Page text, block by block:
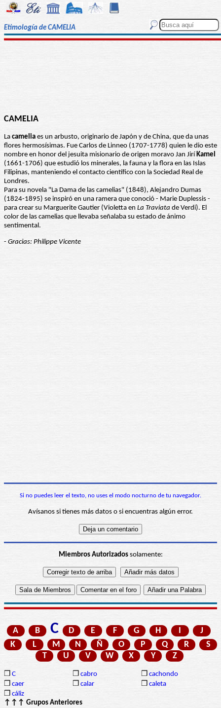
Etimología de CAMELIA
CAMELIA
La camelia es un arbusto, originario de Japón y de China, que da unas
flores hermosísimas. Fue Carlos de Linneo (1707-1778) quien le dio este
nombre en honor del jesuita misionario de origen moravo Jan Jirí Kamel
(1661-1706) que estudió los minerales, la fauna y la flora en las Islas
Filipinas, manteniendo el contacto científico con la Sociedad Real de
Londres.
Para su novela "La Dama de las camelias" (1848), Alejandro Dumas
(1824-1895) se inspiró en una ramera que conoció - Marie Duplessis -
para crear su Marguerite Gautier (Violetta en La Traviata de Verdi). El
color de las camelias que llevaba señalaba su estado de ánimo
sentimental.
- Gracias: Philippe Vicente
Si no puedes leer el texto, no uses el modo nocturno de tu navegador.
Avísanos si tienes más datos o si encuentras algún error.
Miembros Autorizadossolamente:
A B C D E F G H I
J
K
L M N Ñ O P Q R
S
T
U V W X Y Z
❒ C ❒ cabro ❒ cachondo
❒ caer ❒ calar ❒ caleta
❒ cáliz
↑↑↑ Grupos Anteriores